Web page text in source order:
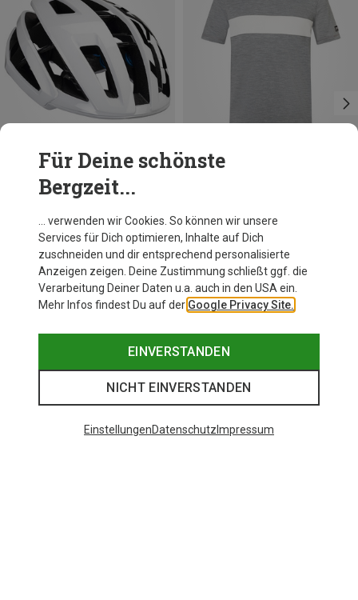
Du sparst 22%
Super.Natural
Herren Montana Brush T-Shirt
119,95 €
Für Deine schönste
Bergzeit...
… verwenden wir Cookies. So können wir unsere
Services für Dich optimieren, Inhalte auf Dich
zuschneiden und dir entsprechend personalisierte
Anzeigen zeigen. Deine Zustimmung schließt ggf. die
Verarbeitung Deiner Daten u.a. auch in den USA ein.
Mehr Infos findest Du auf der Google Privacy Site.
EINVERSTANDEN
NICHT EINVERSTANDEN
EinstellungenDatenschutz Impressum